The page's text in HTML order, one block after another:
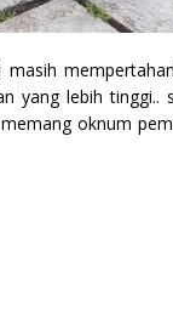
yang lebih
oknum